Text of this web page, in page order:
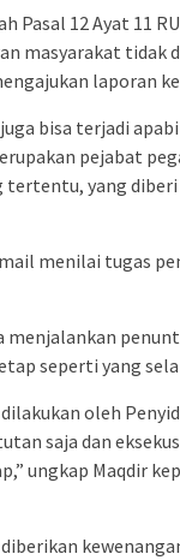
Pasal 12 Ayat 11
masyarakat tidak
laporan
bisa terjadi
pejabat
tertentu, yang
menilai tugas
seperti yang
oleh
saja dan
ungkap Maqdir